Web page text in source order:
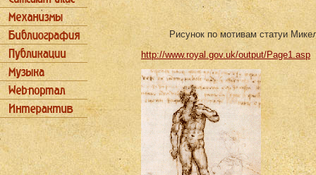
Рисунок по мотивам статуи
http://www.royal.gov.uk/output/Page1.asp